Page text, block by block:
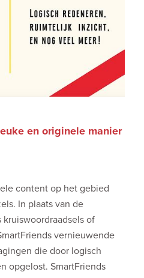
en originele manier
content op het gebied
In plaats van de
kruiswoordraadsels of
vernieuwende
die door logisch
opgelost. SmartFriends